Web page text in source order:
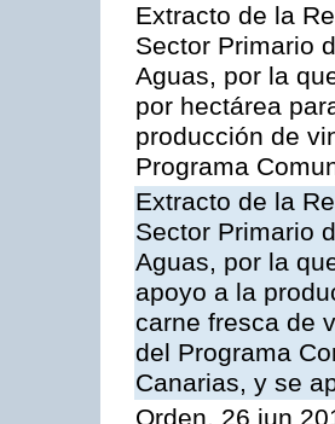
Extracto de la
Sector Primario
Aguas, por la
por hectárea
producción de
Programa
Extracto de la
Sector Primario
Aguas, por la
apoyo a la
carne fresca de
del Programa
Canarias, y se